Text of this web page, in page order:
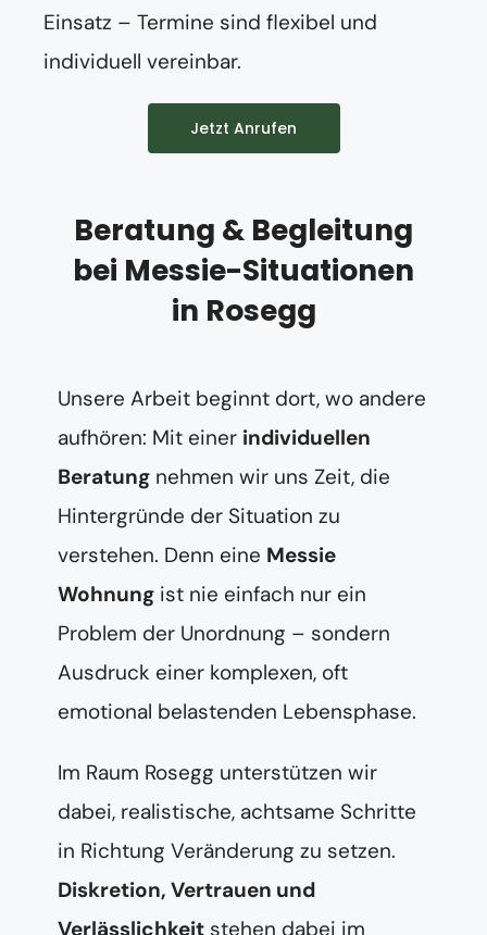
Einsatz – Termine sind flexibel und
individuell vereinbar.
Jetzt Anrufen
Beratung & Begleitung
bei Messie-Situationen
in Rosegg
Unsere Arbeit beginnt dort, wo andere
aufhören: Mit einer individuellen
Beratung nehmen wir uns Zeit, die
Hintergründe der Situation zu
verstehen. Denn eine Messie
Wohnung ist nie einfach nur ein
Problem der Unordnung – sondern
Ausdruck einer komplexen, oft
emotional belastenden Lebensphase.
Im Raum Rosegg unterstützen wir
dabei, realistische, achtsame Schritte
in Richtung Veränderung zu setzen.
Diskretion, Vertrauen und
Verlässlichkeit stehen dabei im